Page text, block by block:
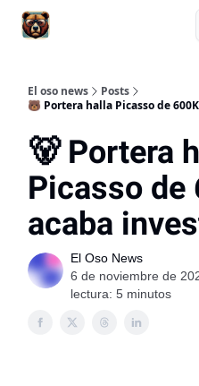
El oso news
Posts
🐻 Portera halla Picasso de
🐻 Portera
Picasso de
acaba
El Oso News
6 de noviembre de
lectura: 5 minutos